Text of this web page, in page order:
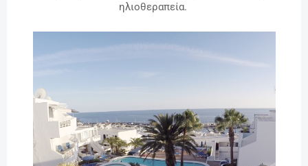
ηλιοθεραπεία.